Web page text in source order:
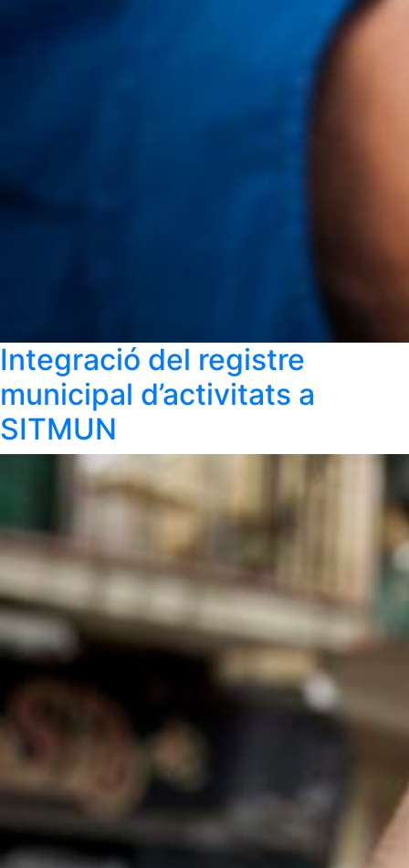
Integració del registre
municipal d’activitats a
SITMUN